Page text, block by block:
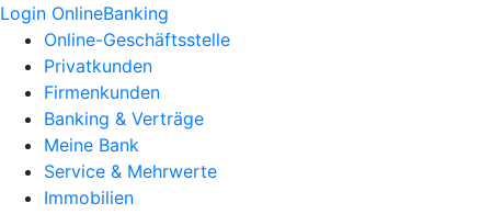
Login OnlineBanking
Online-Geschäftsstelle
Privatkunden
Firmenkunden
Banking & Verträge
Meine Bank
Service & Mehrwerte
Immobilien